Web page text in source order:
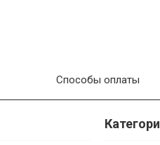
Способы оплаты